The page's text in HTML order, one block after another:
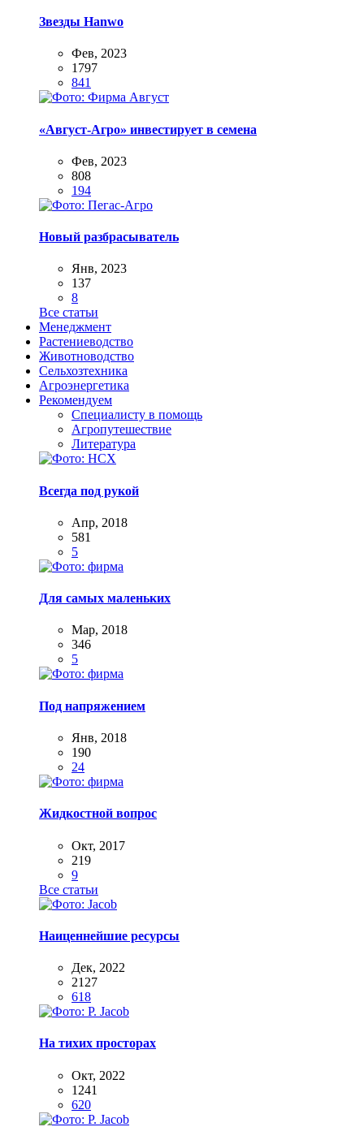
Звезды Hanwo
Фев, 2023
1797
841
«Август-Агро» инвестирует в семена
Фев, 2023
808
194
Новый разбрасыватель
Янв, 2023
137
8
Все статьи
Менеджмент
Растениеводство
Животноводство
Сельхозтехника
Агроэнергетика
Рекомендуем
Специалисту в помощь
Агропутешествие
Литература
Всегда под рукой
Апр, 2018
581
5
Для самых маленьких
Мар, 2018
346
5
Под напряжением
Янв, 2018
190
24
Жидкостной вопрос
Окт, 2017
219
9
Все статьи
Наиценнейшие ресурсы
Дек, 2022
2127
618
На тихих просторах
Окт, 2022
1241
620